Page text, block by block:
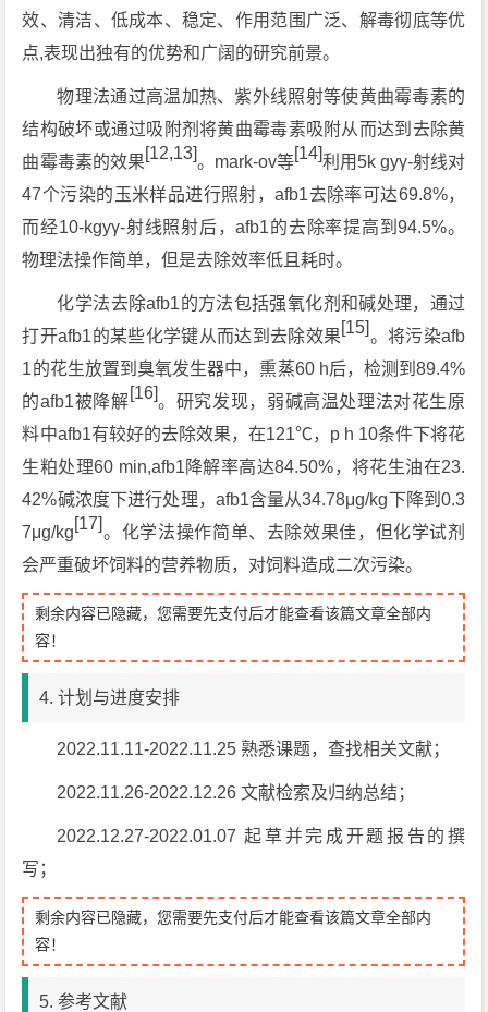
效、清洁、低成本、稳定、作用范围广泛、解毒彻底等优
点,表现出独有的优势和广阔的研究前景。
物理法通过高温加热、紫外线照射等使黄曲霉毒素的
结构破坏或通过吸附剂将黄曲霉毒素吸附从而达到去除黄
曲霉毒素的效果[12,13]。mark-ov等[14]利用5k gyγ-射线对
47个污染的玉米样品进行照射，afb1去除率可达69.8%，
而经10-kgyγ-射线照射后，afb1的去除率提高到94.5%。
物理法操作简单，但是去除效率低且耗时。
化学法去除afb1的方法包括强氧化剂和碱处理，通过
打开afb1的某些化学键从而达到去除效果[15]。将污染afb
1的花生放置到臭氧发生器中，熏蒸60 h后，检测到89.4%
的afb1被降解[16]。研究发现，弱碱高温处理法对花生原
料中afb1有较好的去除效果，在121℃，p h 10条件下将花
生粕处理60 min,afb1降解率高达84.50%，将花生油在23.
42%碱浓度下进行处理，afb1含量从34.78μg/kg下降到0.3
7μg/kg[17]。化学法操作简单、去除效果佳，但化学试剂
会严重破坏饲料的营养物质，对饲料造成二次污染。
剩余内容已隐藏，您需要先支付后才能查看该篇文章全部内
容！
4. 计划与进度安排
2022.11.11-2022.11.25 熟悉课题，查找相关文献；
2022.11.26-2022.12.26 文献检索及归纳总结；
2022.12.27-2022.01.07 起草并完成开题报告的撰
写；
剩余内容已隐藏，您需要先支付后才能查看该篇文章全部内
容！
5. 参考文献